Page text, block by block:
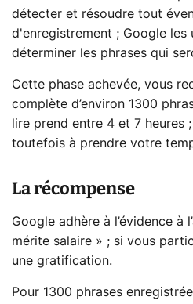
détecter et résoudre tout
d'enregistrement ; Google les
déterminer les phrases qui
Cette phase achevée, vous
complète d’environ 1300
lire prend entre 4 et 7 heures
toutefois à prendre votre
La récompense
Google adhère à l’évidence à
mérite salaire » ; si vous
une gratification.
Pour 1300 phrases